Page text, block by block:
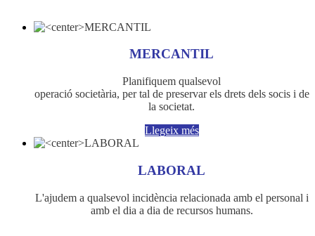
MERCANTIL
Planifiquem qualsevol
operació societària, per tal de preservar els drets dels socis i de
la societat.
Llegeix més
LABORAL
L'ajudem a qualsevol incidència relacionada amb el personal i
amb el dia a dia de recursos humans.